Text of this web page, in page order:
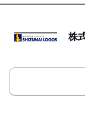
服装自由
北海道 日高郡新ひ
北海道日高郡新ひ
応募方法
株